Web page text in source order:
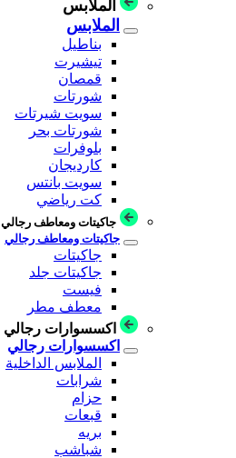
الملابس
الملابس
بناطيل
تيشيرت
قمصان
شورتات
سويت شيرتات
شورتات بحر
بلوفرات
كارديجان
سويت بانتس
كت رياضي
جاكيتات ومعاطف رجالي
جاكيتات ومعاطف رجالي
جاكيتات
جاكيتات جلد
فيست
معطف مطر
اكسسوارات رجالي
اكسسوارات رجالي
الملابس الداخلية
شرابات
حزام
قبعات
بريه
شباشب